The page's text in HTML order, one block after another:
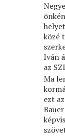
közé
Iván
az
Ma
ezt